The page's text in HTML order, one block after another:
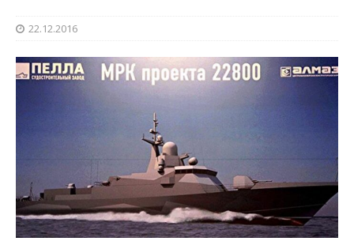
22.12.2016